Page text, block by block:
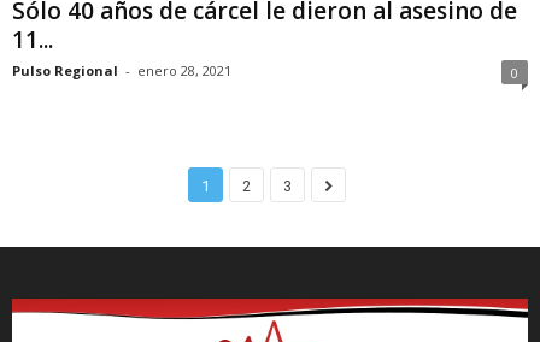
Sólo 40 años de cárcel le dieron al asesino de
11...
Pulso Regional - enero 28, 2021 0
1 2 3